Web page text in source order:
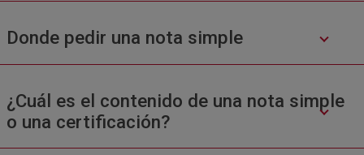
Donde pedir una nota simple
¿Cuál es el contenido de una nota simple
o una certificación?